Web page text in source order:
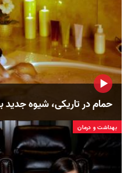
حمام در تاریکی، شیوه
بهداشت و درمان